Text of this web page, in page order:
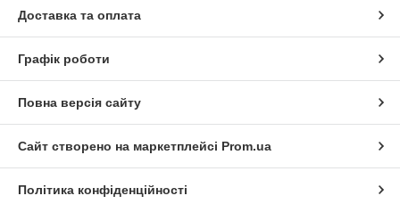
Доставка та оплата
Графік роботи
Повна версія сайту
Сайт створено на маркетплейсі Prom.ua
Політика конфіденційності